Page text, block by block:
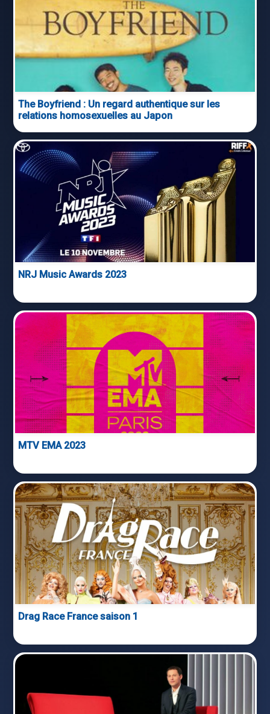
The Boyfriend : Un regard authentique sur les
relations homosexuelles au Japon
NRJ Music Awards 2023
MTV EMA 2023
Drag Race France saison 1